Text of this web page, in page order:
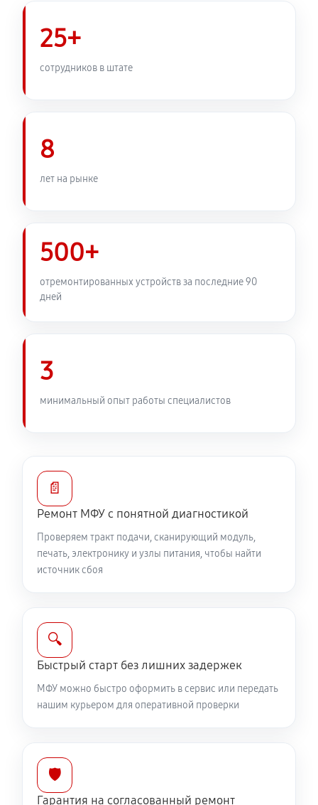
Замена термопленки МФУ Canon i-SENSYS LBP712Cx
25+
сотрудников в штате
8
лет на рынке
500+
отремонтированных устройств за последние 90
дней
3
минимальный опыт работы специалистов
📄
Ремонт МФУ с понятной диагностикой
Проверяем тракт подачи, сканирующий модуль,
печать, электронику и узлы питания, чтобы найти
источник сбоя
🔍
Быстрый старт без лишних задержек
МФУ можно быстро оформить в сервис или передать
нашим курьером для оперативной проверки
🛡️
Гарантия на согласованный ремонт